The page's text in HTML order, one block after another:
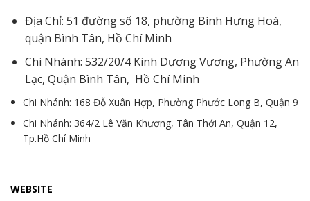
Địa Chỉ: 51 đường số 18, phường Bình Hưng Hoà,
quận Bình Tân, Hồ Chí Minh
Chi Nhánh: 532/20/4 Kinh Dương Vương, Phường An
Lạc, Quận Bình Tân, Hồ Chí Minh
Chi Nhánh: 168 Đỗ Xuân Hợp, Phường Phước Long B, Quận 9
Chi Nhánh: 364/2 Lê Văn Khương, Tân Thới An, Quận 12,
Tp.Hồ Chí Minh
WEBSITE